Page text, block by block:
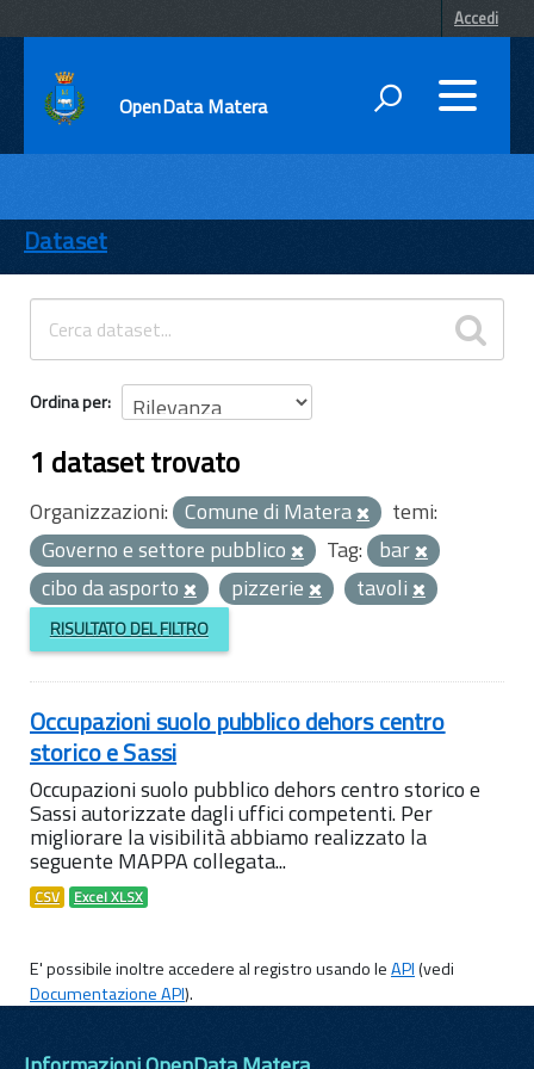
Accedi
OpenData Matera
ENTI
TEMI
INFORMAZIONI
Dataset
Ordina per
1 dataset trovato
Organizzazioni: Comune di Matera
temi:
Governo e settore pubblico
Tag: bar
cibo da asporto
pizzerie tavoli
RISULTATO DEL FILTRO
Occupazioni suolo pubblico dehors centro
storico e Sassi
Occupazioni suolo pubblico dehors centro storico e
Sassi autorizzate dagli uffici competenti. Per
migliorare la visibilità abbiamo realizzato la
seguente MAPPA collegata...
CSV Excel XLSX
E' possibile inoltre accedere al registro usando leAPI(vedi
Documentazione API).